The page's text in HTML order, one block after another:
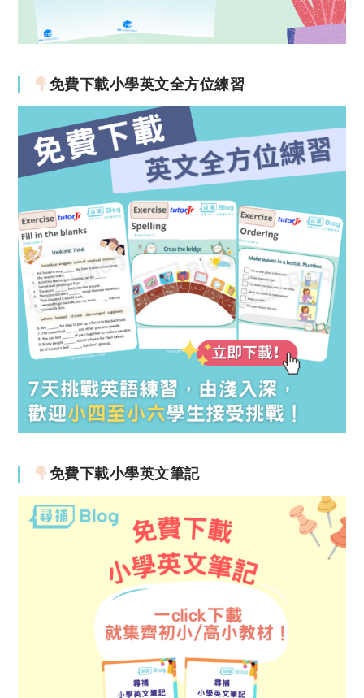
免費下載小學英文全方位練習
免費下載小學英文筆記